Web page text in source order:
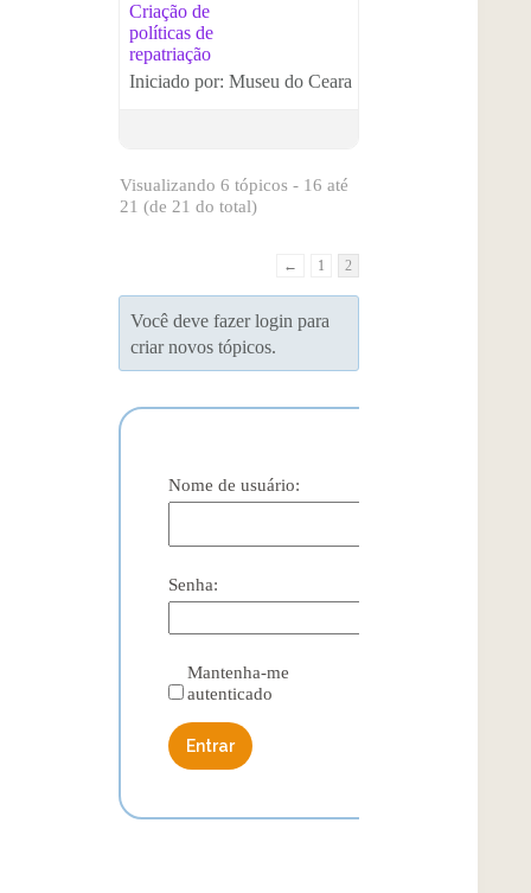
Criação de
políticas de
repatriação
Iniciado por: Museu do Ceara
Visualizando 6 tópicos - 16 até
21 (de 21 do total)
← 1 2
Você deve fazer login para
criar novos tópicos.
Nome de usuário:
Senha:
Mantenha-me
autenticado
Entrar